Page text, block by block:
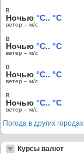
в
Ночью °C.. °C
ветер – м/c
в
Ночью °C.. °C
ветер – м/c
в
Ночью °C.. °C
ветер – м/c
в
Ночью °C.. °C
ветер – м/c
Погода в других городах
Курсы валют